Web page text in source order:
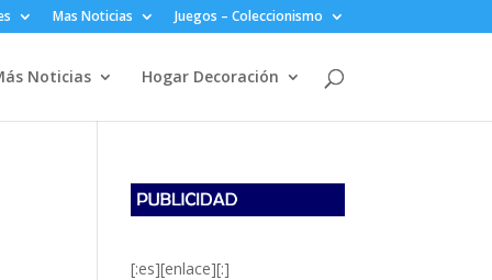
Mas Noticias Juegos – Coleccionismo
Noticias Hogar Decoración
[:es][enlace][:]